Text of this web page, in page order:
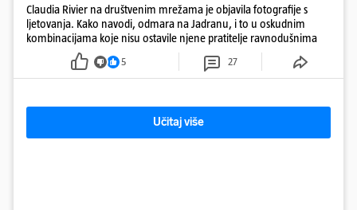
Claudia Rivier na društvenim mrežama je objavila fotografije s
ljetovanja. Kako navodi, odmara na Jadranu, i to u oskudnim
kombinacijama koje nisu ostavile njene pratitelje ravnodušnima
5 27
Učitaj više